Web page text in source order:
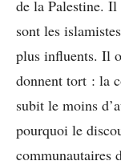
de la Palestine. Il
sont les
plus influents. Il
donnent tort : la
subit le moins
pourquoi le
communautaires